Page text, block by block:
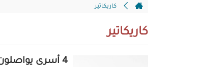
كاريكاتير
كاريكاتير
4 أسرى يواصلون الإضراب عن الطعام